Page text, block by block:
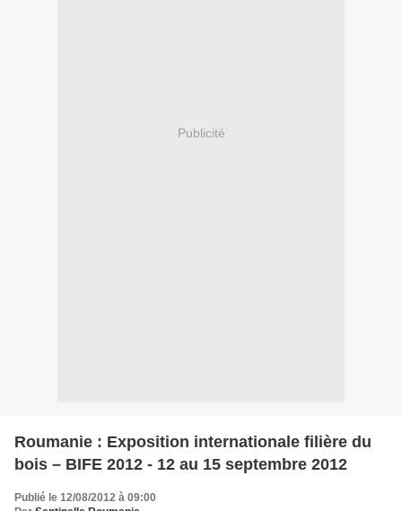
Publicité
Roumanie : Exposition internationale filière du
bois – BIFE 2012 - 12 au 15 septembre 2012
Publié le 12/08/2012 à 09:00